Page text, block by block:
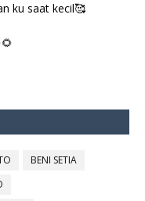
ku saat kecil🥰
BENI SETIA